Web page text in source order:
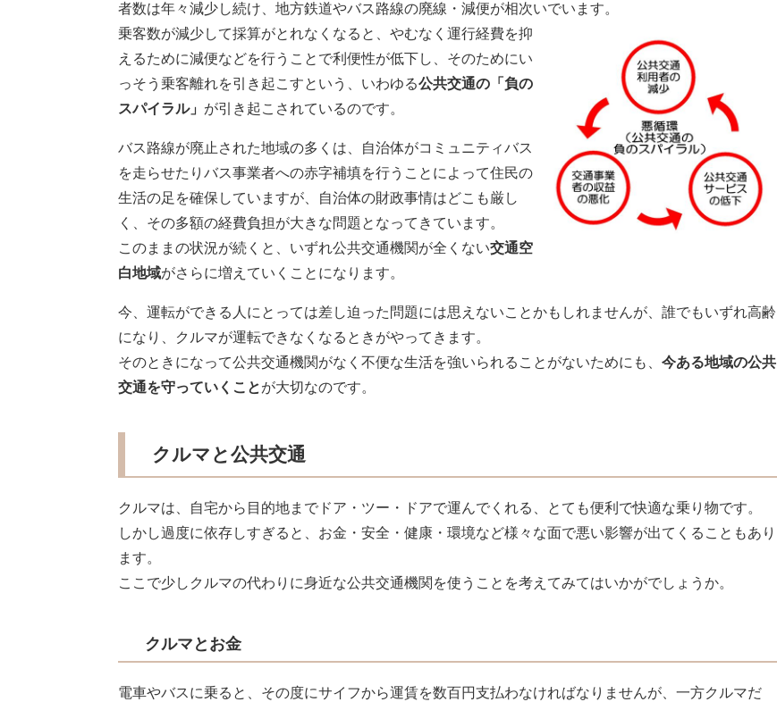
者数は年々減少し続け、地方鉄道やバス路線の廃線・減便が相次いでいます。
乗客数が減少して採算がとれなくなると、やむなく運行経費を抑
えるために減便などを行うことで利便性が低下し、そのためにい
っそう乗客離れを引き起こすという、いわゆる公共交通の「負の
スパイラル」 が引き起こされているのです。
バス路線が廃止された地域の多くは、自治体がコミュニティバス
を走らせたりバス事業者への赤字補填を行うことによって住民の
生活の足を確保していますが、自治体の財政事情はどこも厳し
く、その多額の経費負担が大きな問題となってきています。
このままの状況が続くと、いずれ公共交通機関が全くない交通空
白地域がさらに増えていくことになります。
今、運転ができる人にとっては差し迫った問題には思えないことかもしれませんが、誰でもいずれ高齢
になり、クルマが運転できなくなるときがやってきます。
そのときになって公共交通機関がなく不便な生活を強いられることがないためにも、 今ある地域の公共
交通を守っていくことが大切なのです。
クルマと公共交通
クルマは、自宅から目的地までドア・ツー・ドアで運んでくれる、とても便利で快適な乗り物です。
しかし過度に依存しすぎると、お金・安全・健康・環境など様々な面で悪い影響が出てくることもあり
ます。
ここで少しクルマの代わりに身近な公共交通機関を使うことを考えてみてはいかがでしょうか。
クルマとお金
電車やバスに乗ると、その度にサイフから運賃を数百円支払わなければなりませんが、一方クルマだ